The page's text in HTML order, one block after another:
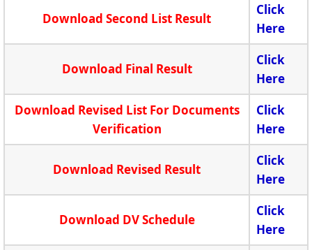
Download Second List Result
Click
Here
Download Final Result
Click
Here
Download Revised List For Documents
Verification
Click
Here
Download Revised Result
Click
Here
Download DV Schedule
Click
Here